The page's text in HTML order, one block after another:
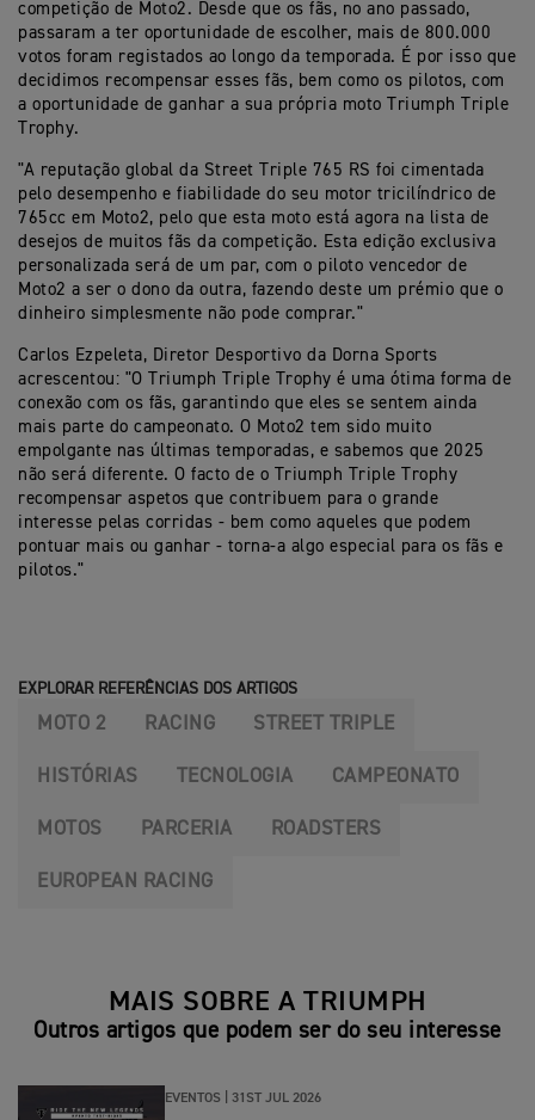
competição de Moto2. Desde que os fãs, no ano passado,
passaram a ter oportunidade de escolher, mais de 800.000
votos foram registados ao longo da temporada. É por isso que
decidimos recompensar esses fãs, bem como os pilotos, com
a oportunidade de ganhar a sua própria moto Triumph Triple
Trophy.
"A reputação global da Street Triple 765 RS foi cimentada
pelo desempenho e fiabilidade do seu motor tricilíndrico de
765cc em Moto2, pelo que esta moto está agora na lista de
desejos de muitos fãs da competição. Esta edição exclusiva
personalizada será de um par, com o piloto vencedor de
Moto2 a ser o dono da outra, fazendo deste um prémio que o
dinheiro simplesmente não pode comprar."
Carlos Ezpeleta, Diretor Desportivo da Dorna Sports
acrescentou: "O Triumph Triple Trophy é uma ótima forma de
conexão com os fãs, garantindo que eles se sentem ainda
mais parte do campeonato. O Moto2 tem sido muito
empolgante nas últimas temporadas, e sabemos que 2025
não será diferente. O facto de o Triumph Triple Trophy
recompensar aspetos que contribuem para o grande
interesse pelas corridas - bem como aqueles que podem
pontuar mais ou ganhar - torna-a algo especial para os fãs e
pilotos."
EXPLORAR REFERÊNCIAS DOS ARTIGOS
MOTO 2 RACING STREET TRIPLE
HISTÓRIAS TECNOLOGIA CAMPEONATO
MOTOS PARCERIA ROADSTERS
EUROPEAN RACING
MAIS SOBRE A TRIUMPH
Outros artigos que podem ser do seu interesse
EVENTOS | 31ST JUL 2026